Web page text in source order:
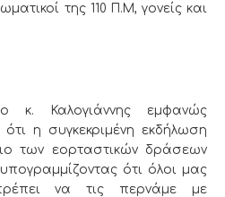
της 110 Π.Μ, γονείς και
κ. Καλογιάννης εμφανώς
ότι η συγκεκριμένη εκδήλωση
των εορταστικών δράσεων
ότι όλοι μας
να τις περνάμε με